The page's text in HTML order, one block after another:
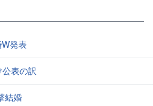
発表
表の訳
結婚